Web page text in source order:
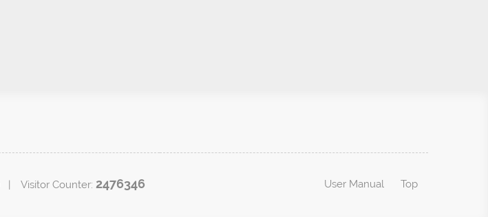
| Visitor Counter: 2476346 User Manual Top